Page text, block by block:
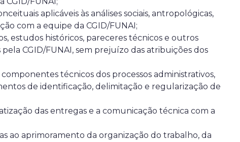
aplicáveis às análises sociais, antropológicas,
com a equipe da CGID/FUNAI;
estudos históricos, pareceres técnicos e outros
CGID/FUNAI, sem prejuízo das atribuições dos
técnicos dos processos administrativos,
de identificação, delimitação e regularização de
das entregas e a comunicação técnica com a
ao aprimoramento da organização do trabalho, da